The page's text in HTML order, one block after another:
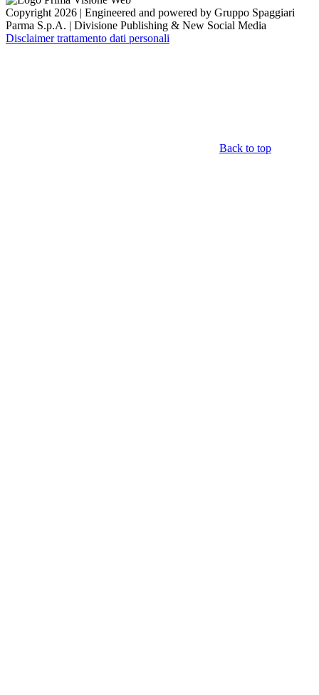
Copyright 2026 | Engineered and powered by Gruppo Spaggiari
Parma S.p.A. | Divisione Publishing & New Social Media
Disclaimer trattamento dati personali
Back to top